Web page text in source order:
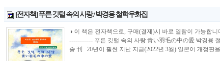
[전자책] 푸른 깃털 속의 사랑 / 박경용 철학우화집
◑ 이 책은 전자책으로, 구매(결제)시 바로 열람이 가능합
------------ 푸른 깃털 속의 사랑 青い羽毛の中の愛 박경용
송 刊 20년이 훨씬 지난 지금(2022년 3월) 일본어 개정판